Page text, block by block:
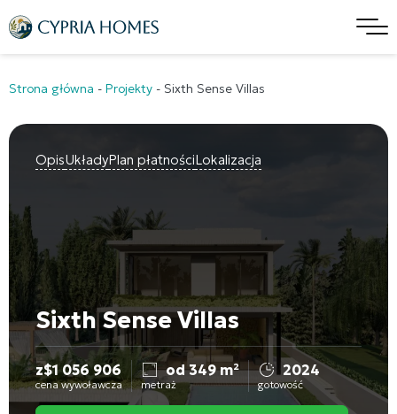
Strona główna - Projekty - Sixth Sense Villas
OpisUkładyPlan płatnościLokalizacja
Sixth Sense Villas
z$1 056 906
cena wywoławcza
od 349 m²
metraż
2024
gotowość